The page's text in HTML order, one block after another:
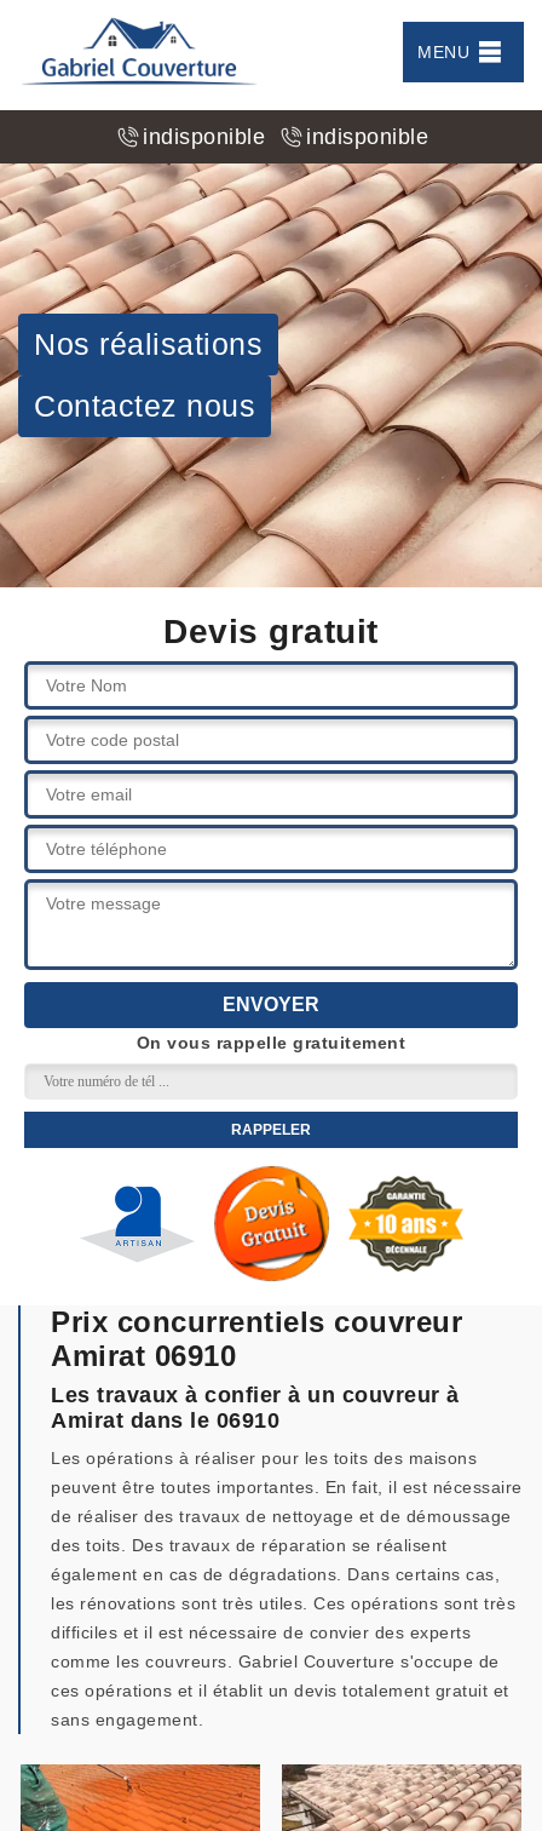
MENU
indisponible indisponible
Nos réalisations
Contactez nous
Devis gratuit
On vous rappelle gratuitement
Prix concurrentiels couvreur
Amirat 06910
Les travaux à confier à un couvreur à
Amirat dans le 06910
Les opérations à réaliser pour les toits des maisons
peuvent être toutes importantes. En fait, il est nécessaire
de réaliser des travaux de nettoyage et de démoussage
des toits. Des travaux de réparation se réalisent
également en cas de dégradations. Dans certains cas,
les rénovations sont très utiles. Ces opérations sont très
difficiles et il est nécessaire de convier des experts
comme les couvreurs. Gabriel Couverture s'occupe de
ces opérations et il établit un devis totalement gratuit et
sans engagement.